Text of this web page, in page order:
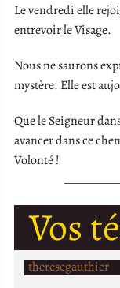
Le vendredi elle
entrevoir le Visage.
Nous ne saurons
mystère. Elle est
Que le Seigneur
avancer dans ce
Volonté !
Vos
theresegauthier